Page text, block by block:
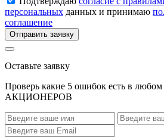
персональных данных и принимаю
соглашение
Отправить заявку
Оставьте заявку
Проверь какие 5 ошибок есть в любом
АКЦИОНЕРОВ